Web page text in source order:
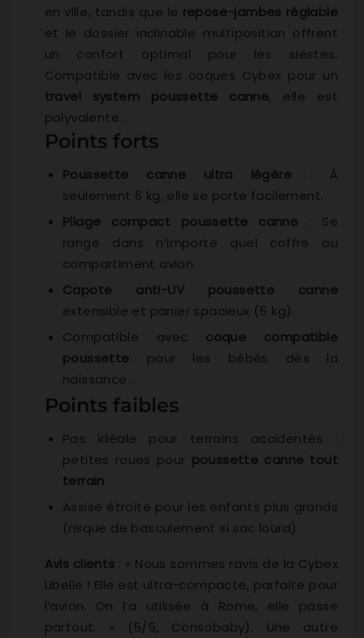
en ville, tandis que le repose-jambes réglable
et le dossier inclinable multiposition offrent
un confort optimal pour les siestes.
Compatible avec les coques Cybex pour un
travel system poussette canne, elle est
polyvalente.
Points forts
Poussette canne ultra légère : À
seulement 6 kg, elle se porte facilement.
Pliage compact poussette canne : Se
range dans n’importe quel coffre ou
compartiment avion.
Capote anti-UV poussette canne
extensible et panier spacieux (5 kg).
Compatible avec coque compatible
poussette pour les bébés dès la
naissance.
Points faibles
Pas idéale pour terrains accidentés :
petites roues pour poussette canne tout
terrain.
Assise étroite pour les enfants plus grands
(risque de basculement si sac lourd).
Avis clients : « Nous sommes ravis de la Cybex
Libelle ! Elle est ultra-compacte, parfaite pour
l’avion. On l’a utilisée à Rome, elle passe
partout. » (5/5, Consobaby). Une autre